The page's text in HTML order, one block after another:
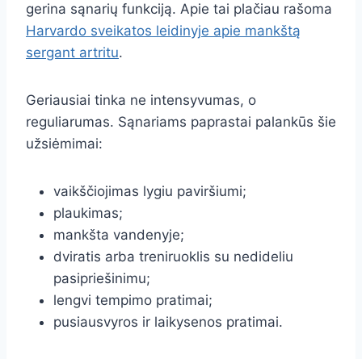
gerina sąnarių funkciją. Apie tai plačiau rašoma
Harvardo sveikatos leidinyje apie mankštą
sergant artritu.
Geriausiai tinka ne intensyvumas, o
reguliarumas. Sąnariams paprastai palankūs šie
užsiėmimai:
vaikščiojimas lygiu paviršiumi;
plaukimas;
mankšta vandenyje;
dviratis arba treniruoklis su nedideliu
pasipriešinimu;
lengvi tempimo pratimai;
pusiausvyros ir laikysenos pratimai.